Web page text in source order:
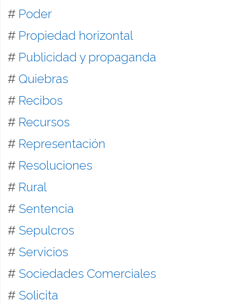
# Poder
# Propiedad horizontal
# Publicidad y propaganda
# Quiebras
# Recibos
# Recursos
# Representación
# Resoluciones
# Rural
# Sentencia
# Sepulcros
# Servicios
# Sociedades Comerciales
# Solicita